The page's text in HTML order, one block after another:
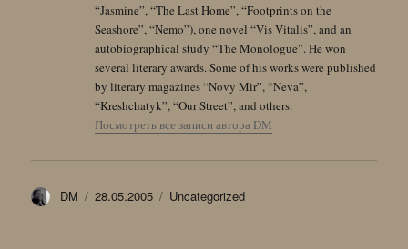
“Jasmine”, “The Last Home”, “Footprints on the
Seashore”, “Nemo”), one novel “Vis Vitalis”, and an
autobiographical study “The Monologue”. He won
several literary awards. Some of his works were published
by literary magazines “Novy Mir”, “Neva”,
“Kreshchatyk”, “Our Street”, and others.
Посмотреть все записи автора DM
Автор
DM Опубликовано
28.05.2005 Рубрики
Uncategorized